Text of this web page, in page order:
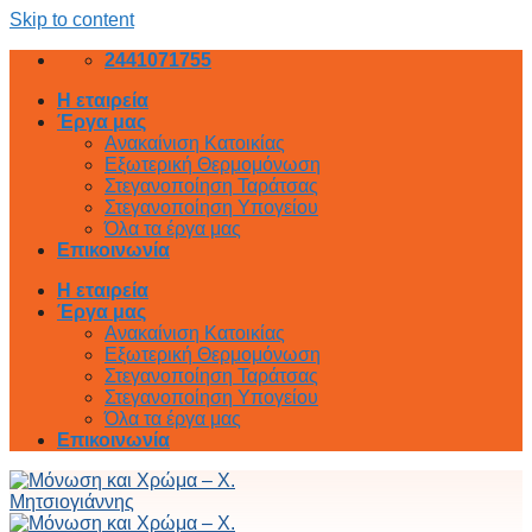
Skip to content
2441071755
Η εταιρεία
Έργα μας
Ανακαίνιση Κατοικίας
Εξωτερική Θερμομόνωση
Στεγανοποίηση Ταράτσας
Στεγανοποίηση Υπογείου
Όλα τα έργα μας
Επικοινωνία
Η εταιρεία
Έργα μας
Ανακαίνιση Κατοικίας
Εξωτερική Θερμομόνωση
Στεγανοποίηση Ταράτσας
Στεγανοποίηση Υπογείου
Όλα τα έργα μας
Επικοινωνία